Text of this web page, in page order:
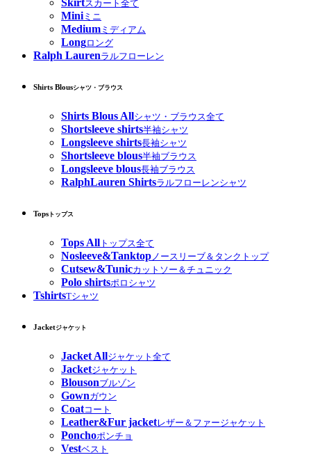
Skirtスカート全て
Miniミニ
Medium ミディアム
Longロング
Ralph Laurenラルフローレン
Shirts Blousシャツ・ブラウス
Shirts Blous Allシャツ・ブラウス全て
Shortsleeve shirts半袖シャツ
Longsleeve shirts長袖シャツ
Shortsleeve blous半袖ブラウス
Longsleeve blous長袖ブラウス
RalphLauren Shirtsラルフローレンシャツ
Tops トップス
Tops All トップス全て
Nosleeve&Tanktop ノースリーブ＆タンクトップ
Cutsew&Tunicカットソー＆チュニック
Polo shirtsポロシャツ
TshirtsTシャツ
Jacketジャケット
Jacket Allジャケット全て
Jacketジャケット
Blousonブルゾン
Gownガウン
Coatコート
Leather&Fur jacketレザー＆ファージャケット
Ponchoポンチョ
Vestベスト